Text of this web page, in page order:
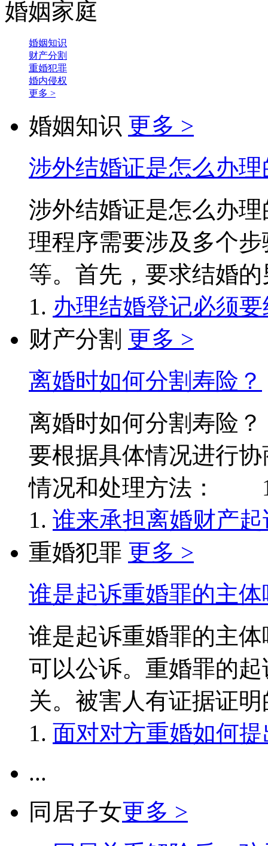
婚姻家庭
婚姻知识
财产分割
重婚犯罪
婚内侵权
更多 >
婚姻知识 更多 >
涉外结婚证是怎么办理
涉外结婚证是怎么办
理程序需要涉及多个
等。首先，要求结婚
办理结婚登记必须
财产分割 更多 >
离婚时如何分割寿险？
离婚时如何分割寿险
要根据具体情况进行
情况和处理方法：
谁来承担离婚财产
重婚犯罪 更多 >
谁是起诉重婚罪的主体
谁是起诉重婚罪的主
可以公诉。重婚罪的
关。被害人有证据证
面对对方重婚如何
...
同居子女更多 >